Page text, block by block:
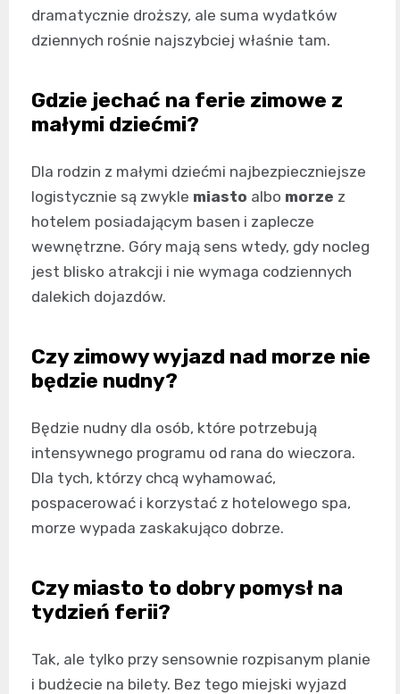
dramatycznie droższy, ale suma wydatków
dziennych rośnie najszybciej właśnie tam.
Gdzie jechać na ferie zimowe z
małymi dziećmi?
Dla rodzin z małymi dziećmi najbezpieczniejsze
logistycznie są zwykle miasto albo morze z
hotelem posiadającym basen i zaplecze
wewnętrzne. Góry mają sens wtedy, gdy nocleg
jest blisko atrakcji i nie wymaga codziennych
dalekich dojazdów.
Czy zimowy wyjazd nad morze nie
będzie nudny?
Będzie nudny dla osób, które potrzebują
intensywnego programu od rana do wieczora.
Dla tych, którzy chcą wyhamować,
pospacerować i korzystać z hotelowego spa,
morze wypada zaskakująco dobrze.
Czy miasto to dobry pomysł na
tydzień ferii?
Tak, ale tylko przy sensownie rozpisanym planie
i budżecie na bilety. Bez tego miejski wyjazd